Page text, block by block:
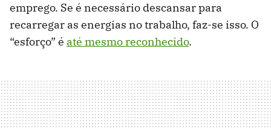
emprego. Se é necessário descansar para
recarregar as energias no trabalho, faz-se isso. O
“esforço” é até mesmo reconhecido.